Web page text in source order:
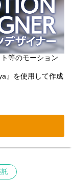
等のモーション
』を使用して作成